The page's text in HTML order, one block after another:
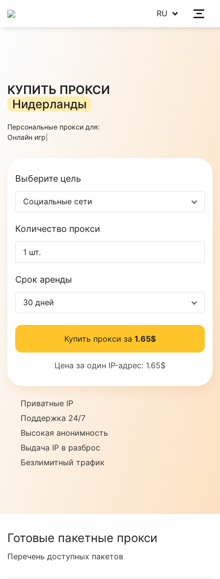
RU
КУПИТЬ ПРОКСИ
Нидерланды
Персональные прокси для:
Со|
Выберите цель
Социальные сети
Количество прокси
Срок аренды
30 дней
Купить прокси за 1.65$
Цена за один IP-адрес: 1.65$
Приватные IP
Поддержка 24/7
Высокая анонимность
Выдача IP в разброс
Безлимитный трафик
Готовые пакетные прокси
Перечень доступных пакетов